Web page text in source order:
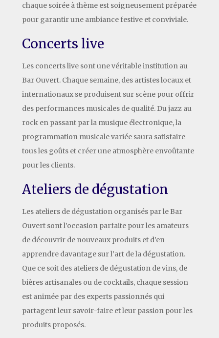
chaque soirée à thème est soigneusement préparée
pour garantir une ambiance festive et conviviale.
Concerts live
Les concerts live sont une véritable institution au
Bar Ouvert. Chaque semaine, des artistes locaux et
internationaux se produisent sur scène pour offrir
des performances musicales de qualité. Du jazz au
rock en passant par la musique électronique, la
programmation musicale variée saura satisfaire
tous les goûts et créer une atmosphère envoûtante
pour les clients.
Ateliers de dégustation
Les ateliers de dégustation organisés par le Bar
Ouvert sont l’occasion parfaite pour les amateurs
de découvrir de nouveaux produits et d’en
apprendre davantage sur l’art de la dégustation.
Que ce soit des ateliers de dégustation de vins, de
bières artisanales ou de cocktails, chaque session
est animée par des experts passionnés qui
partagent leur savoir-faire et leur passion pour les
produits proposés.